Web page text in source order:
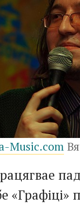
Music.com
«Графіці»